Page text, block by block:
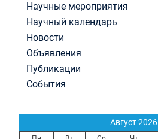
Научные мероприятия
Научный календарь
Новости
Объявления
Публикации
События
Август 2026